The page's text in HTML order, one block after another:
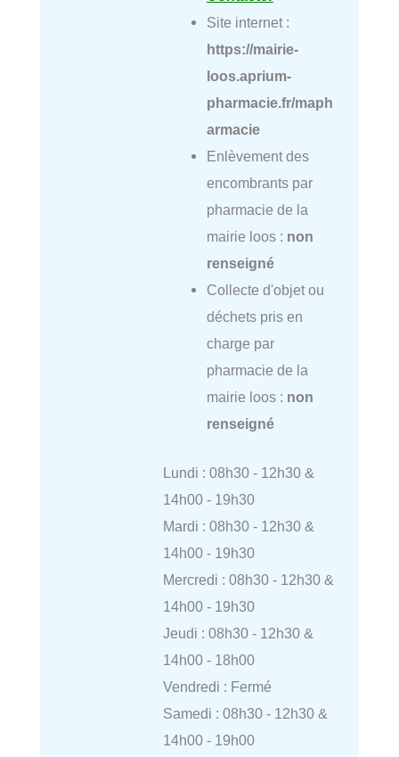
Site internet :
https://mairie-
loos.aprium-
pharmacie.fr/maph
armacie
Enlèvement des
encombrants par
pharmacie de la
mairie loos : non
renseigné
Collecte d'objet ou
déchets pris en
charge par
pharmacie de la
mairie loos : non
renseigné
Lundi : 08h30 - 12h30 &
14h00 - 19h30
Mardi : 08h30 - 12h30 &
14h00 - 19h30
Mercredi : 08h30 - 12h30 &
14h00 - 19h30
Jeudi : 08h30 - 12h30 &
14h00 - 18h00
Vendredi : Fermé
Samedi : 08h30 - 12h30 &
14h00 - 19h00